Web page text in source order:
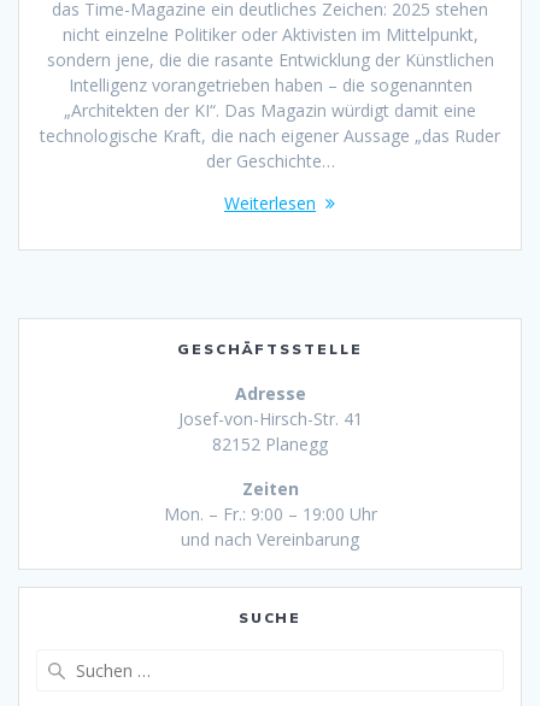
das Time-Magazine ein deutliches Zeichen: 2025 stehen
nicht einzelne Politiker oder Aktivisten im Mittelpunkt,
sondern jene, die die rasante Entwicklung der Künstlichen
Intelligenz vorangetrieben haben – die sogenannten
„Architekten der KI“. Das Magazin würdigt damit eine
technologische Kraft, die nach eigener Aussage „das Ruder
der Geschichte…
Weiterlesen
GESCHÄFTSSTELLE
Adresse
Josef-von-Hirsch-Str. 41
82152 Planegg
Zeiten
Mon. – Fr.: 9:00 – 19:00 Uhr
und nach Vereinbarung
SUCHE